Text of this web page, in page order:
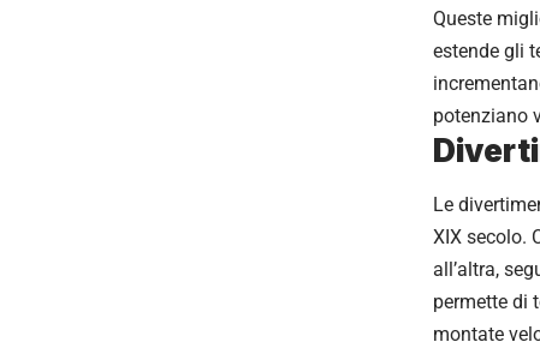
Queste
estende gli
potenziano
Le
XIX secolo.
all’altra,
permette di
montate